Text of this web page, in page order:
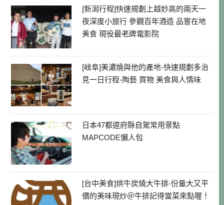
[新潟行程]快速規劃上越妙高的兩天一
夜深度小旅行 參觀百年酒造 品嘗在地
美食 現役最老牌電影院
[岐阜]美濃燒與他的產地-快速規劃多治
見一日行程-陶藝 買物 美食與人情味
日本47都道府縣自駕常用景點
MAPCODE懶人包
[台中美食]烘牛炭燒大牛排-份量大又平
價的美味現炒＠牛排記得當菜來點喔！